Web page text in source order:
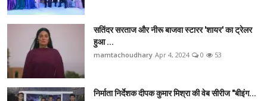
सतिंदर सरताज और नीरू बाजवा स्टारर 'शायर' का ट्रेलर
हुआ ...
mamtachoudhary Apr 4, 2024 0 53
निर्माता निर्देशक दीपक कुमार मिश्रा की वेब सीरीज "बीइंग...